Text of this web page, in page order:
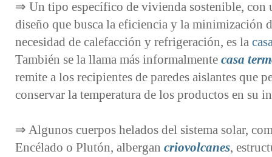
⇒ Un tipo específico de vivienda sostenible, con
diseño que busca la eficiencia y la minimización
necesidad de calefacción y refrigeración, es la
También se la llama más informalmente casa
remite a los recipientes de paredes aislantes que
conservar la temperatura de los productos en su
⇒ Algunos cuerpos helados del sistema solar,
Encélado o Plutón, albergan criovolcanes,